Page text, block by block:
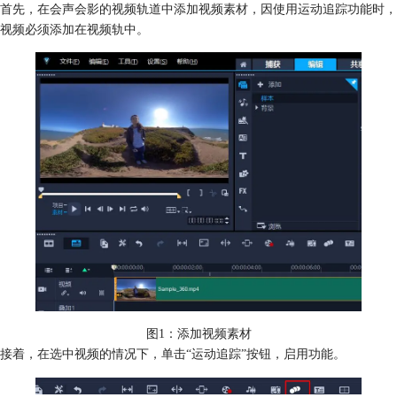
首先，在会声会影的视频轨道中添加视频素材，因使用运动追踪功能时，
视频必须添加在视频轨中。
图1：添加视频素材
接着，在选中视频的情况下，单击“运动追踪”按钮，启用功能。